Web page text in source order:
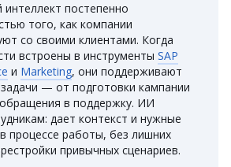
интеллект постепенно
того, как компании
со своими клиентами. Когда
встроены в инструменты SAP
и Marketing, они поддерживают
— от подготовки кампании
в поддержку. ИИ
дает контекст и нужные
процессе работы, без лишних
привычных сценариев.